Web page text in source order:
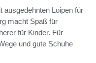
ausgedehnten Loipen für
macht Spaß für
für Kinder. Für
und gute Schuhe